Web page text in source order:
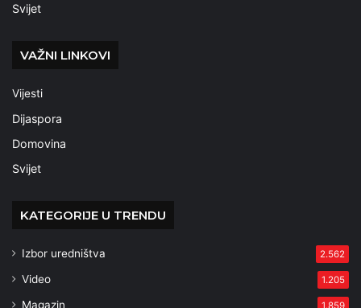
Svijet
VAŽNI LINKOVI
Vijesti
Dijaspora
Domovina
Svijet
KATEGORIJE U TRENDU
Izbor uredništva 2.562
Video 1.205
Magazin 1.859